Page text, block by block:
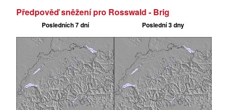
Předpověď sněžení pro Rosswald - Brig
Posledních 7 dní Poslední 3 dny